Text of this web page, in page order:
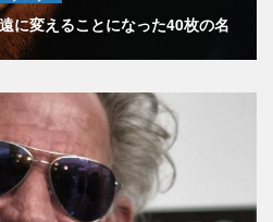
に変えることになった40枚の名